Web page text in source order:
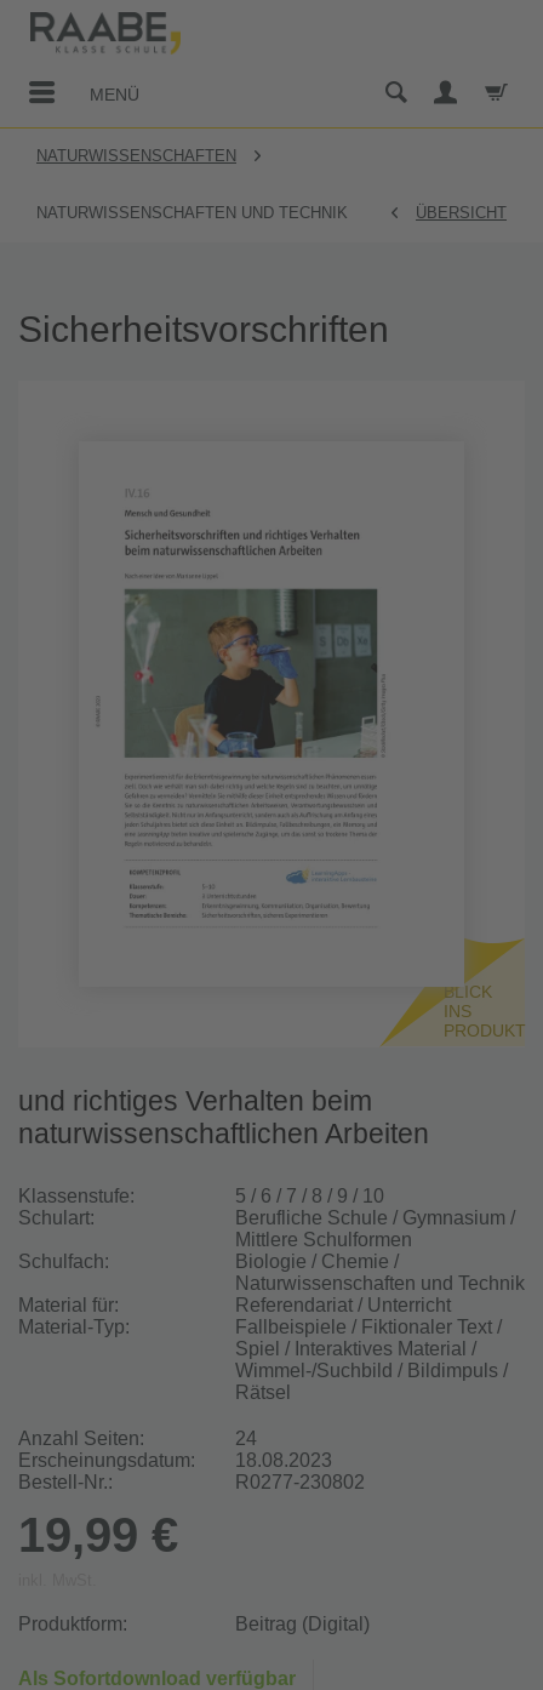
MENÜ
NATURWISSENSCHAFTEN
NATURWISSENSCHAFTEN UND TECHNIK ÜBERSICHT
Sicherheitsvorschriften
BLICK
INS
PRODUKT
und richtiges Verhalten beim
naturwissenschaftlichen Arbeiten
Klassenstufe:
5 / 6 / 7 / 8 / 9 / 10
Schulart:
Berufliche Schule / Gymnasium /
Mittlere Schulformen
Schulfach:
Biologie / Chemie /
Naturwissenschaften und Technik
Material für:
Referendariat / Unterricht
Material-Typ:
Fallbeispiele / Fiktionaler Text /
Spiel / Interaktives Material /
Wimmel-/Suchbild / Bildimpuls /
Rätsel
Anzahl Seiten:
24
Erscheinungsdatum:
18.08.2023
Bestell-Nr.:
R0277-230802
19,99 €
Produktform: Beitrag (Digital)
Als Sofortdownload verfügbar